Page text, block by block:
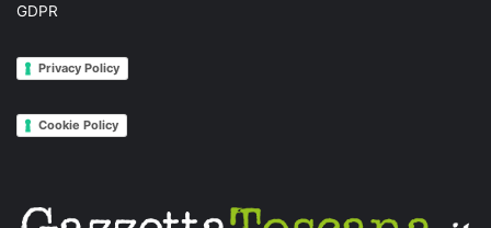
GDPR
Privacy Policy
Cookie Policy